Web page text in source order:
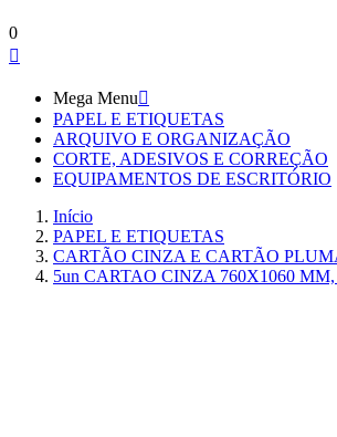
0

Mega Menu
PAPEL E ETIQUETAS
ARQUIVO E ORGANIZAÇÃO
CORTE, ADESIVOS E CORREÇÃO
EQUIPAMENTOS DE ESCRITÓRIO
Início
PAPEL E ETIQUETAS
CARTÃO CINZA E CARTÃO
5un CARTAO CINZA 760X1060